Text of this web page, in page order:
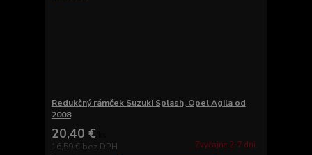
Redukčný rámček Suzuki Splash, Opel Agila od
2008
20,40 €
16,59 € bez DPH Zvyčajne 2-7 dni.